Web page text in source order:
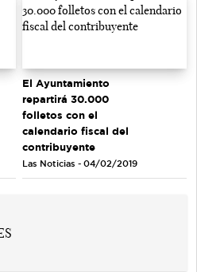
El Ayuntamiento
repartirá 30.000
folletos con el
calendario fiscal del
contribuyente
Las Noticias - 04/02/2019